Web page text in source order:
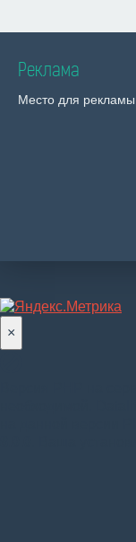
Реклама
Место для рекламы
×